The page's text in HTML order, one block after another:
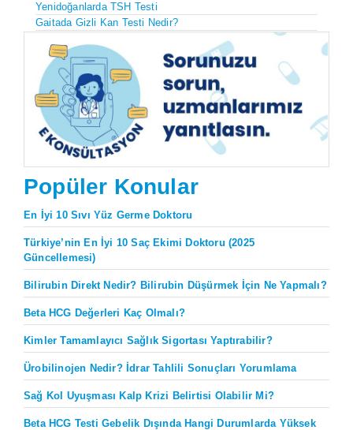
Yenidoğanlarda TSH Testi
Gaitada Gizli Kan Testi Nedir?
Popüler Konular
En İyi 10 Sıvı Yüz Germe Doktoru
Türkiye’nin En İyi 10 Saç Ekimi Doktoru (2025
Güncellemesi)
Bilirubin Direkt Nedir? Bilirubin Düşürmek İçin Ne Yapmalı?
Beta HCG Değerleri Kaç Olmalı?
Kimler Tamamlayıcı Sağlık Sigortası Yaptırabilir?
Ürobilinojen Nedir? İdrar Tahlili Sonuçları Yorumlama
Sağ Kol Uyuşması Kalp Krizi Belirtisi Olabilir Mi?
Beta HCG Testi Gebelik Dışında Hangi Durumlarda Yüksek